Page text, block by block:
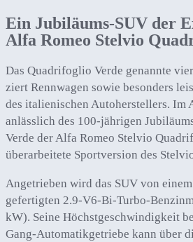
Ein Jubiläums-SUV der
Alfa Romeo Stelvio
Das Quadrifoglio Verde genannte
ziert Rennwagen sowie besonders
des italienischen Autoherstellers. Im
anlässlich des 100-jährigen
Verde der Alfa Romeo Stelvio
überarbeitete Sportversion des
Angetrieben wird das SUV von
gefertigten 2.9-V6-Bi-Turbo-
kW). Seine Höchstgeschwindigkeit
Gang-Automatikgetriebe kann über